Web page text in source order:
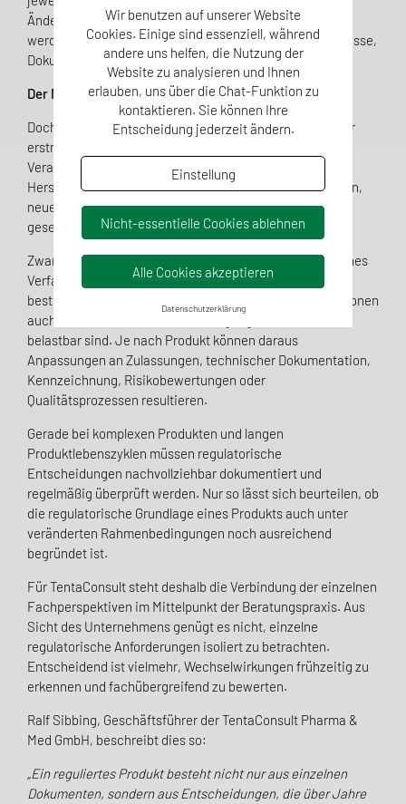
Änderungen sollten deshalb immer daraufhin geprüft
werden, welche Auswirkungen sie auf bestehende Prozesse,
Dokumentationen und Bewertungen haben.
Der Markteintritt ist kein Abschluss!
Doch auch nach Zulassung, Konformitätsbewertung oder
erstmaligem Inverkehrbringen bleibt regulatorische
Verantwortung ein fortlaufender Prozess.
Herstellungsverfahren ändern sich, Lieferanten wechseln,
neue wissenschaftliche Erkenntnisse entstehen und
gesetzliche Anforderungen entwickeln sich weiter.
Zwar macht nicht jede Änderung ein neues regulatorisches
Verfahren erforderlich. Entscheidend ist jedoch, ob
bestehende Nachweise, Bewertungen und Dokumentationen
auch unter den veränderten Bedingungen weiterhin
belastbar sind. Je nach Produkt können daraus
Anpassungen an Zulassungen, technischer Dokumentation,
Kennzeichnung, Risikobewertungen oder
Qualitätsprozessen resultieren.
Gerade bei komplexen Produkten und langen
Produktlebenszyklen müssen regulatorische
Entscheidungen nachvollziehbar dokumentiert und
regelmäßig überprüft werden. Nur so lässt sich beurteilen, ob
die regulatorische Grundlage eines Produkts auch unter
veränderten Rahmenbedingungen noch ausreichend
begründet ist.
Für TentaConsult steht deshalb die Verbindung der einzelnen
Fachperspektiven im Mittelpunkt der Beratungspraxis. Aus
Sicht des Unternehmens genügt es nicht, einzelne
regulatorische Anforderungen isoliert zu betrachten.
Entscheidend ist vielmehr, Wechselwirkungen frühzeitig zu
erkennen und fachübergreifend zu bewerten.
Ralf Sibbing, Geschäftsführer der TentaConsult Pharma &
Med GmbH, beschreibt dies so:
„Ein reguliertes Produkt besteht nicht nur aus einzelnen
Dokumenten, sondern aus Entscheidungen, die über Jahre
Wir benutzen auf unserer Website
Cookies. Einige sind essenziell, während
andere uns helfen, die Nutzung der
Website zu analysieren und Ihnen
erlauben, uns über die Chat-Funktion zu
kontaktieren. Sie können Ihre
Entscheidung jederzeit ändern.
Einstellung
Nicht-essentielle Cookies ablehnen
Alle Cookies akzeptieren
Datenschutzerklärung